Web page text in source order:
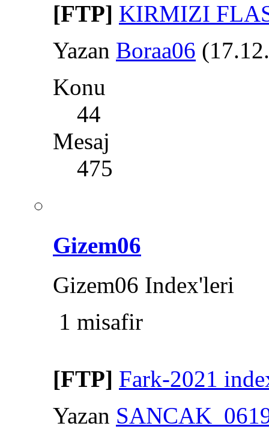
[FTP] KIRMIZI
Yazan Boraa06
Konu
44
Mesaj
475
Gizem06
Gizem06 Index'leri
1 misafir
[FTP] Fark-2021
Yazan